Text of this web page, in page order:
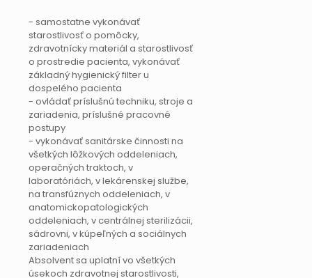
- samostatne vykonávať
starostlivosť o pomôcky,
zdravotnícky materiál a starostlivosť
o prostredie pacienta, vykonávať
základný hygienický filter u
dospelého pacienta
- ovládať príslušnú techniku, stroje a
zariadenia, príslušné pracovné
postupy
- vykonávať sanitárske činnosti na
všetkých lôžkových oddeleniach,
operačných traktoch, v
laboratóriách, v lekárenskej službe,
na transfúznych oddeleniach, v
anatomickopatologických
oddeleniach, v centrálnej sterilizácii,
sádrovni, v kúpeľných a sociálnych
zariadeniach
Absolvent sa uplatní vo všetkých
úsekoch zdravotnej starostlivosti,